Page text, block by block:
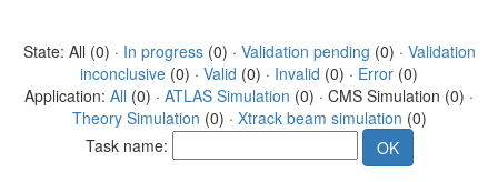
State: All (0) · In progress(0) · Validation pending (0) · Validation
inconclusive (0) · Valid (0) · Invalid (0) · Error (0)
Application: All (0) · ATLAS Simulation (0) · CMS Simulation (0) ·
Theory Simulation (0) · Xtrack beam simulation (0)
Task name: